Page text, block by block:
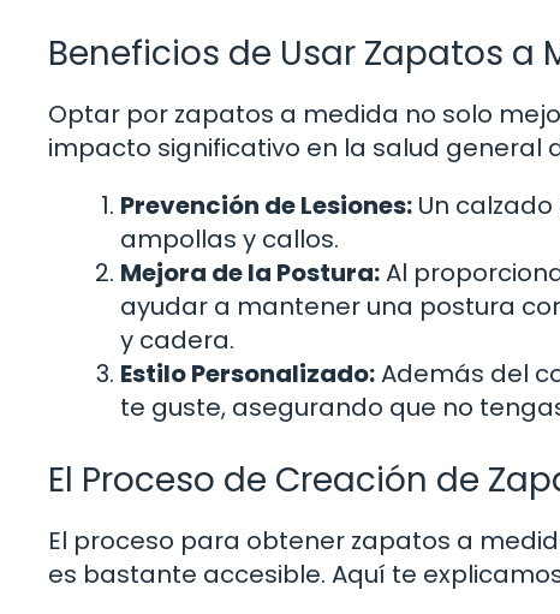
Beneficios de Usar Zapatos a
Optar por zapatos a medida no solo
impacto significativo en la salud general
Prevención de Lesiones: Un
ampollas y callos.
Mejora de la Postura:Al
ayudar a mantener una postura
y cadera.
Estilo Personalizado:Además del
te guste, asegurando que no
El Proceso de Creación de
El proceso para obtener zapatos a
es bastante accesible. Aquí te